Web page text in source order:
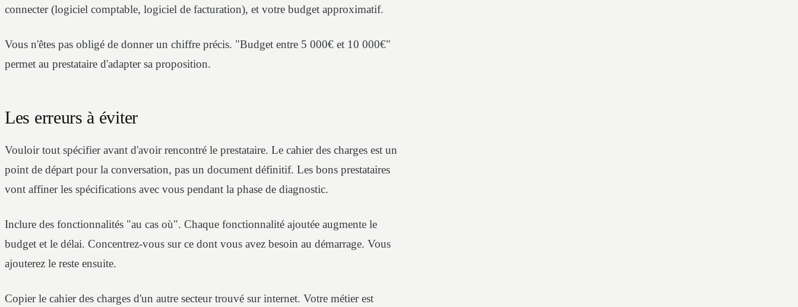
connecter (logiciel comptable, logiciel de facturation), et votre budget approximatif.
Vous n'êtes pas obligé de donner un chiffre précis. "Budget entre 5 000€ et 10 000€"
permet au prestataire d'adapter sa proposition.
Les erreurs à éviter
Vouloir tout spécifier avant d'avoir rencontré le prestataire. Le cahier des charges est un
point de départ pour la conversation, pas un document définitif. Les bons prestataires
vont affiner les spécifications avec vous pendant la phase de diagnostic.
Inclure des fonctionnalités "au cas où". Chaque fonctionnalité ajoutée augmente le
budget et le délai. Concentrez-vous sur ce dont vous avez besoin au démarrage. Vous
ajouterez le reste ensuite.
Copier le cahier des charges d'un autre secteur trouvé sur internet. Votre métier est